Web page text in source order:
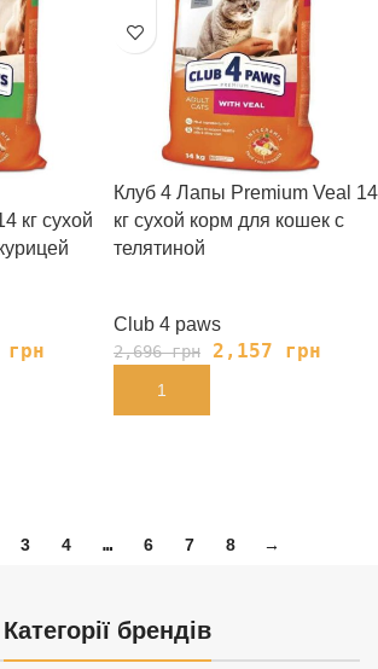
кг сухой
грн
Клуб 4 Лапы Premium Veal 14
кг сухой корм для кошек с
телятиной
Club 4 paws
2,696грн 2,157 грн
В КОРЗИНУ
3 4 … 6 7 8 →
Категорії брендів